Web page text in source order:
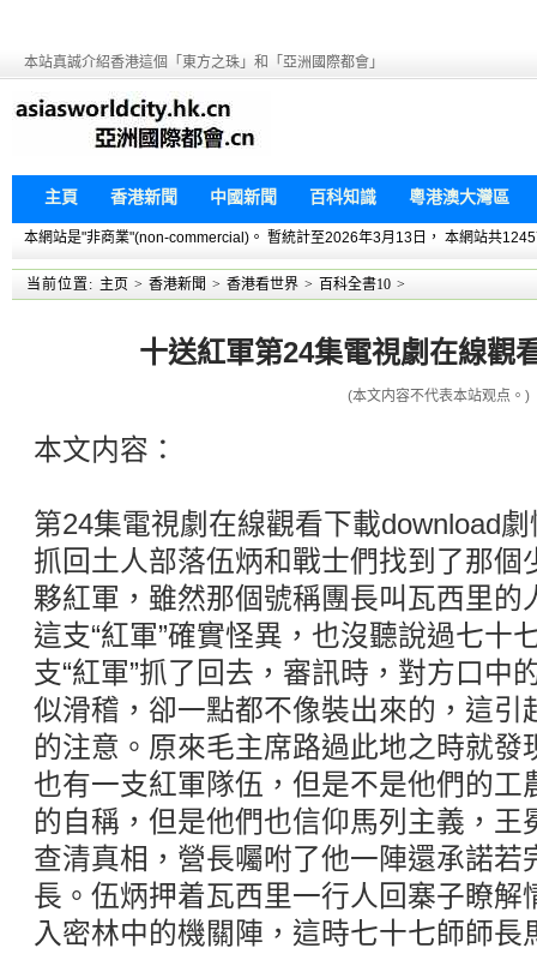
本站真誠介紹香港這個「東方之珠」和「亞洲國際都會」
主頁 香港新聞 中國新聞 百科知識 粵港澳大灣區
本網站是"非商業"(non-commercial)。 暫統計至2026年3月13日， 本網站共
当前位置: 主页 > 香港新聞 > 香港看世界 > 百科全書10 >
十送紅軍第24集電視劇在線觀
(本文内容不代表本站观点。)
本文内容：
第24集電視劇在線觀看下載download
抓回土人部落伍炳和戰士們找到了那個
夥紅軍，雖然那個號稱團長叫瓦西里的
這支“紅軍”確實怪異，也沒聽說過七十
支“紅軍”抓了回去，審訊時，對方口中
似滑稽，卻一點都不像裝出來的，這引
的注意。原來毛主席路過此地之時就發
也有一支紅軍隊伍，但是不是他們的工
的自稱，但是他們也信仰馬列主義，王
查清真相，營長囑咐了他一陣還承諾若
長。伍炳押着瓦西里一行人回寨子瞭解
入密林中的機關陣，這時七十七師師